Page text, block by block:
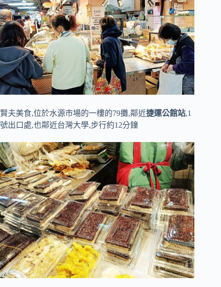
賢夫美食,位於水源市場的一樓的79攤,鄰近捷運公館站,1
號出口處,也鄰近台灣大學,步行約12分鐘